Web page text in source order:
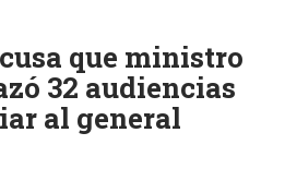
que ministro
32 audiencias
al general